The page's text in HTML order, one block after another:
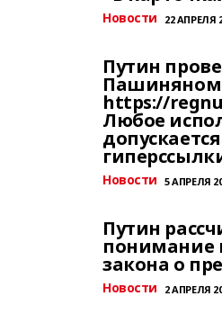
Новости 22 АПРЕЛЯ
Путин
Пашиняном
https://
Любое
Новости 5 АПРЕЛЯ
Путин
понимание
закона о
Новости 2 АПРЕЛЯ